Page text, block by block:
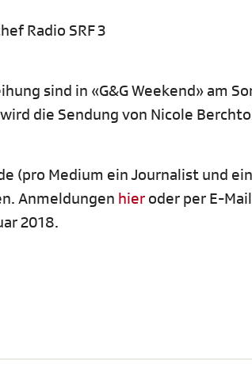
Radio SRF 3
sind in «G&G Weekend» am
die Sendung von Nicole
(pro Medium ein Journalist und
Anmeldungen hier oder per E-
2018.